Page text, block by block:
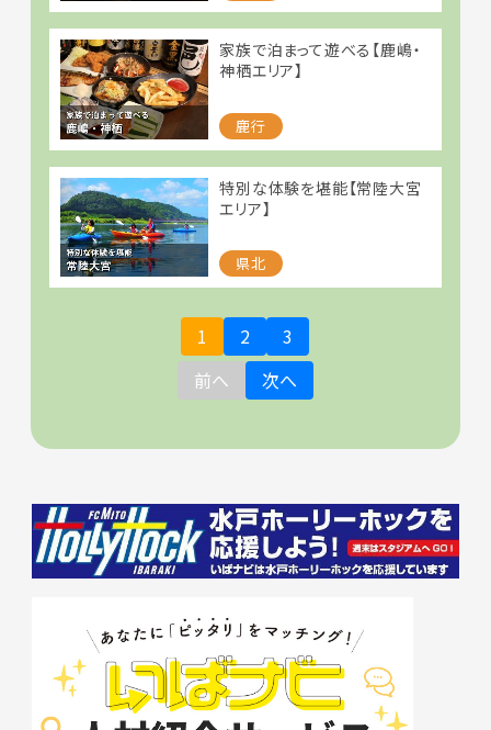
家族で泊まって遊べる【鹿嶋・
神栖エリア】
鹿行
特別な体験を堪能【常陸大宮
エリア】
県北
前へ
1 2
3
次へ